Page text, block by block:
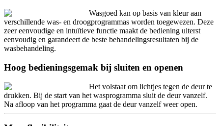
Wasgoed kan op basis van kleur aan
verschillende was- en droogprogrammas worden toegewezen. Deze
zeer eenvoudige en intuïtieve functie maakt de bediening uiterst
eenvoudig en garandeert de beste behandelingsresultaten bij de
wasbehandeling.
Hoog bedieningsgemak bij sluiten en openen
Het volstaat om lichtjes tegen de deur te
drukken. Bij de start van het wasprogramma sluit de deur vanzelf.
Na afloop van het programma gaat de deur vanzelf weer open.